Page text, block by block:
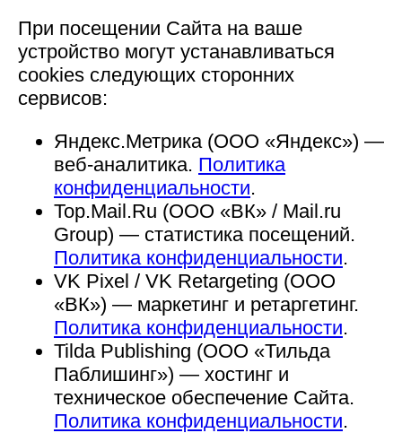
При посещении Сайта на ваше
устройство могут устанавливаться
cookies следующих сторонних
сервисов:
Яндекс.Метрика (ООО «Яндекс») —
веб-аналитика. Политика
конфиденциальности.
Top.Mail.Ru (ООО «ВК» / Mail.ru
Group) — статистика посещений.
Политика конфиденциальности.
VK Pixel / VK Retargeting (ООО
«ВК») — маркетинг и ретаргетинг.
Политика конфиденциальности.
Tilda Publishing (ООО «Тильда
Паблишинг») — хостинг и
техническое обеспечение Сайта.
Политика конфиденциальности.